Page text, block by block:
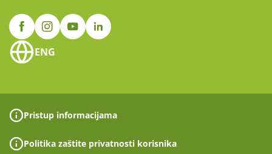
ENG
Pristup informacijama
Politika zaštite privatnosti korisnika